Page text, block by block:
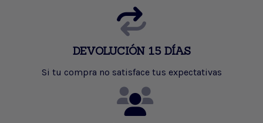
DEVOLUCIÓN 15 DÍAS
Si tu compra no satisface tus expectativas